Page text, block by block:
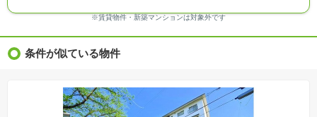
※ＣＧ合成の画像の場合、実際とは多少異なる場合があります。
※物件特徴：販売戸数が複数の物件は、全ての住戸に該当しない項目もあります。
※価格更新：物件価格が変更された日から１週間表示されます。
※建築条件土地の情報内に掲載されている、建物プラン例は、土地購入者の設計プランの参考
の一例であって、プランの採用可否は任意です。
※土地（建築条件なし）で「建物プラン例」が表記してある時、そのプラン例は特定の建築請
※賃貸物件・新築マンションは対象外です
条件が似ている物件